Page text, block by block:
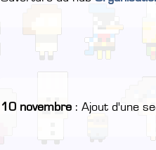
10 novembre : Ajout d'une